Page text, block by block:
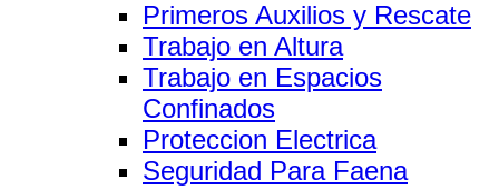
Primeros Auxilios y Rescate
Trabajo en Altura
Trabajo en Espacios
Confinados
Proteccion Electrica
Seguridad Para Faena